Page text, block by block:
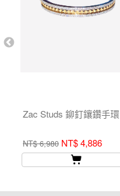
Zac Studs 鉚釘鑲鑽手環
NT$ 6,980 NT$ 4,886